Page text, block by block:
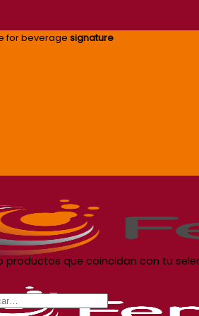
for beverage signature
productos que coincidan con tu